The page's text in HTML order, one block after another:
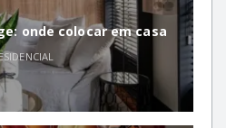
onde colocar em casa